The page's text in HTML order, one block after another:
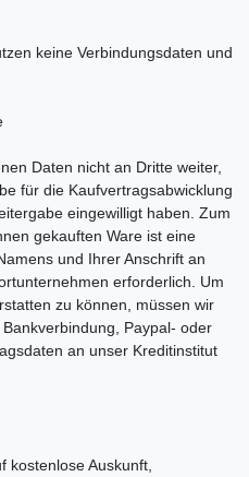
keine Verbindungsdaten und
Daten nicht an Dritte weiter,
für die Kaufvertragsabwicklung
eingewilligt haben. Zum
gekauften Ware ist eine
und Ihrer Anschrift an
erforderlich. Um
zu können, müssen wir
Paypal- oder
an unser Kreditinstitut
kostenlose Auskunft,